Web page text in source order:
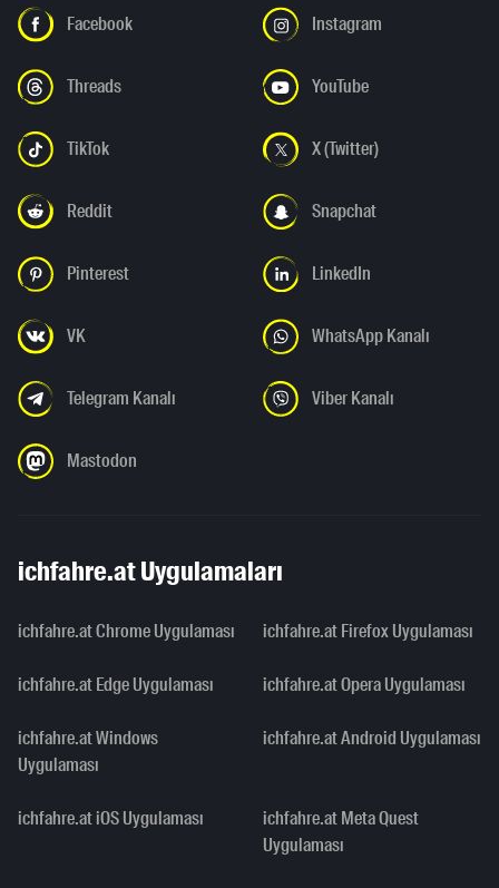
Facebook Instagram
Threads YouTube
TikTok X (Twitter)
Reddit Snapchat
Pinterest LinkedIn
VK WhatsApp Kanalı
Telegram Kanalı Viber Kanalı
Mastodon
ichfahre.at Uygulamaları
ichfahre.at Chrome Uygulaması ichfahre.at Firefox Uygulaması
ichfahre.at Edge Uygulaması ichfahre.at Opera Uygulaması
ichfahre.at Windows
Uygulaması
ichfahre.at Android Uygulaması
ichfahre.at iOS Uygulaması
ichfahre.at Meta Quest
Uygulaması